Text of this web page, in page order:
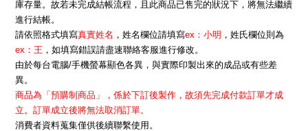
庫存量。故若未完成結帳流程，且此商品已售完的狀況下，將無法繼續
進行結帳。
請依照格式填寫真實姓名 ，姓名欄位請填寫ex：小明 ，姓氏欄位則為
ex：王 ，如填寫錯誤請盡速聯絡客服進行修改。
由於每台電腦/手機螢幕顯色各異，與實際印製出來的成品或有些差
異。
商品為「預購制商品」，係於下訂後製作，故須先完成付款訂單才成
立。訂單成立後將無法取消訂單。
消費者資料蒐集僅供後續聯繫使用。